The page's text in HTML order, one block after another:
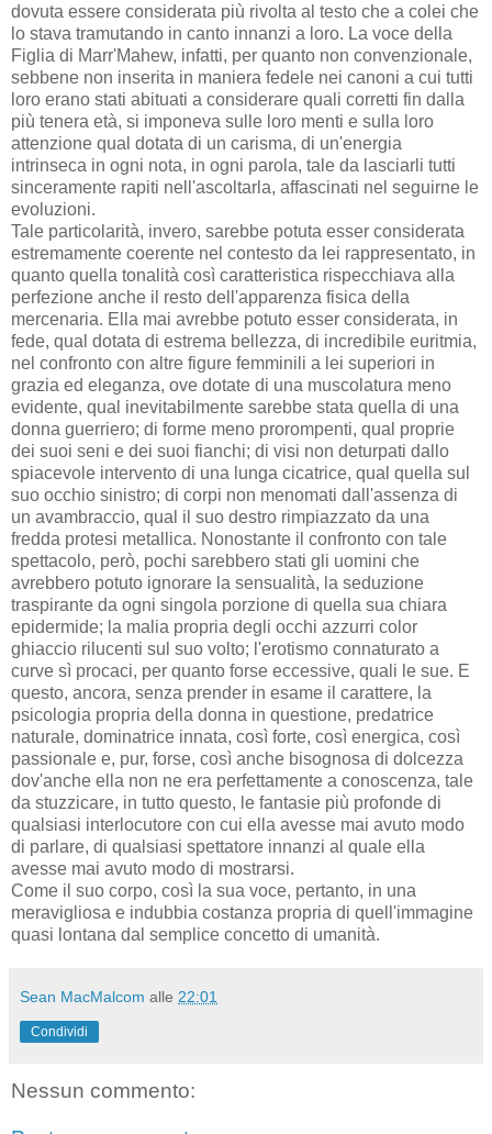
dovuta essere considerata più rivolta al testo che a colei che
lo stava tramutando in canto innanzi a loro. La voce della
Figlia di Marr'Mahew, infatti, per quanto non convenzionale,
sebbene non inserita in maniera fedele nei canoni a cui tutti
loro erano stati abituati a considerare quali corretti fin dalla
più tenera età, si imponeva sulle loro menti e sulla loro
attenzione qual dotata di un carisma, di un'energia
intrinseca in ogni nota, in ogni parola, tale da lasciarli tutti
sinceramente rapiti nell'ascoltarla, affascinati nel seguirne le
evoluzioni.
Tale particolarità, invero, sarebbe potuta esser considerata
estremamente coerente nel contesto da lei rappresentato, in
quanto quella tonalità così caratteristica rispecchiava alla
perfezione anche il resto dell'apparenza fisica della
mercenaria. Ella mai avrebbe potuto esser considerata, in
fede, qual dotata di estrema bellezza, di incredibile euritmia,
nel confronto con altre figure femminili a lei superiori in
grazia ed eleganza, ove dotate di una muscolatura meno
evidente, qual inevitabilmente sarebbe stata quella di una
donna guerriero; di forme meno prorompenti, qual proprie
dei suoi seni e dei suoi fianchi; di visi non deturpati dallo
spiacevole intervento di una lunga cicatrice, qual quella sul
suo occhio sinistro; di corpi non menomati dall'assenza di
un avambraccio, qual il suo destro rimpiazzato da una
fredda protesi metallica. Nonostante il confronto con tale
spettacolo, però, pochi sarebbero stati gli uomini che
avrebbero potuto ignorare la sensualità, la seduzione
traspirante da ogni singola porzione di quella sua chiara
epidermide; la malia propria degli occhi azzurri color
ghiaccio rilucenti sul suo volto; l'erotismo connaturato a
curve sì procaci, per quanto forse eccessive, quali le sue. E
questo, ancora, senza prender in esame il carattere, la
psicologia propria della donna in questione, predatrice
naturale, dominatrice innata, così forte, così energica, così
passionale e, pur, forse, così anche bisognosa di dolcezza
dov'anche ella non ne era perfettamente a conoscenza, tale
da stuzzicare, in tutto questo, le fantasie più profonde di
qualsiasi interlocutore con cui ella avesse mai avuto modo
di parlare, di qualsiasi spettatore innanzi al quale ella
avesse mai avuto modo di mostrarsi.
Come il suo corpo, così la sua voce, pertanto, in una
meravigliosa e indubbia costanza propria di quell'immagine
quasi lontana dal semplice concetto di umanità.
Sean MacMalcom alle 22:01
Condividi
Nessun commento: